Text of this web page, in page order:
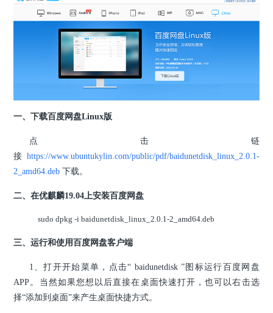
一、下载百度网盘Linux版
点击链
接 https://www.ubuntukylin.com/public/pdf/baidunetdisk_linux_2.0.1-
2_amd64.deb 下载。
二、在优麒麟19.04上安装百度网盘
sudo dpkg -i baidunetdisk_linux_2.0.1-2_amd64.deb
三、运行和使用百度网盘客户端
1、打开开始菜单，点击“ baidunetdisk ”图标运行百度网盘
APP。当然如果您想以后直接在桌面快速打开，也可以右击选
择“添加到桌面”来产生桌面快捷方式。